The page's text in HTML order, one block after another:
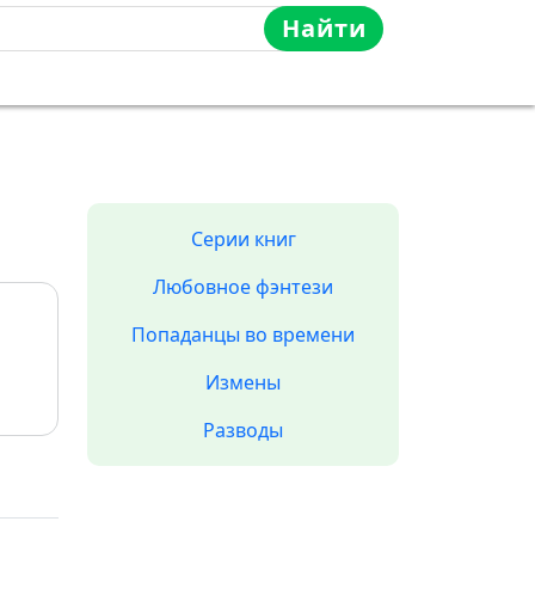
Найти
Серии книг
Любовное фэнтези
Попаданцы во времени
Измены
Разводы